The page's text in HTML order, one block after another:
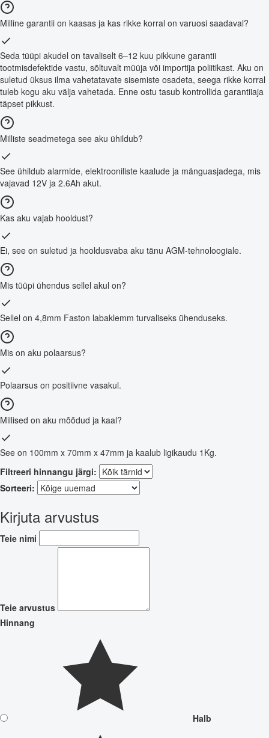
Milline garantii on kaasas ja kas rikke korral on varuosi saadaval?
Seda tüüpi akudel on tavaliselt 6–12 kuu pikkune garantii
tootmisdefektide vastu, sõltuvalt müüja või importija poliitikast. Aku on
suletud üksus ilma vahetatavate sisemiste osadeta, seega rikke korral
tuleb kogu aku välja vahetada. Enne ostu tasub kontrollida garantiiaja
täpset pikkust.
Milliste seadmetega see aku ühildub?
See ühildub alarmide, elektrooniliste kaalude ja mänguasjadega, mis
vajavad 12V ja 2.6Ah akut.
Kas aku vajab hooldust?
Ei, see on suletud ja hooldusvaba aku tänu AGM-tehnoloogiale.
Mis tüüpi ühendus sellel akul on?
Sellel on 4,8mm Faston labaklemm turvaliseks ühenduseks.
Mis on aku polaarsus?
Polaarsus on positiivne vasakul.
Millised on aku mõõdud ja kaal?
See on 100mm x 70mm x 47mm ja kaalub ligikaudu 1Kg.
Filtreeri hinnangu järgi:
Sorteeri:
Kirjuta arvustus
Teie nimi
Teie arvustus
Hinnang
Halb